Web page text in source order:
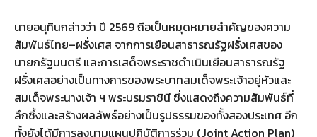
นายอนุทินกล่าวว่า ปี 2569 ถือเป็นหมุดหมายสำคัญของความ
สัมพันธ์ไทย–ฝรั่งเศส จากการเยือนสาธารณรัฐฝรั่งเศสของ
นายกรัฐมนตรี และการเสด็จพระราชดำเนินเยือนสาธารณรัฐ
ฝรั่งเศสอย่างเป็นทางการของพระบาทสมเด็จพระเจ้าอยู่หัวและ
สมเด็จพระนางเจ้า ฯ พระบรมราชินี ซึ่งแสดงถึงความสัมพันธ์ที่
ลึกซึ้งและสร้างผลลัพธ์อย่างเป็นรูปธรรมของทั้งสองประเทศ อีก
ทั้งยังได้มีการลงนามแผนปฏิบัติการร่วม (Joint Action Plan)